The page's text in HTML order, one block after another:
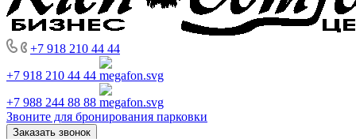
+7 918 210 44 44
+7 918 210 44 44
+7 988 244 88 88
Звоните для бронирования парковки
Заказать звонок